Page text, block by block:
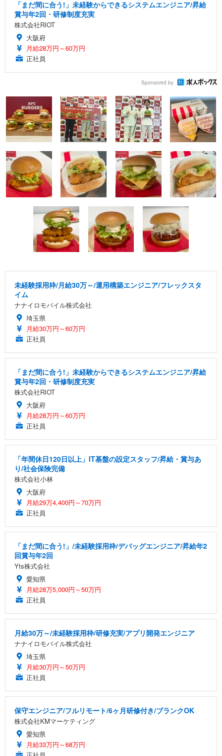
「まだ間に合う!」未経験からできるシステムエンジニア/昇給
賞与年2回・研修制度充実
株式会社RIOT
大阪府
月給28万円～60万円
正社員
Sponsored by
未経験採用枠/月給30万～/運用構築エンジニア/フレックスタ
イム
ナナイロモバイル株式会社
埼玉県
月給30万円～60万円
正社員
「まだ間に合う!」未経験からできるシステムエンジニア/昇給
賞与年2回・研修制度充実
株式会社RIOT
大阪府
月給28万円～60万円
正社員
「年間休日120日以上」IT基盤の設定スタッフ/昇給・賞与あ
り/社会保険完備
株式会社小林
大阪府
月給29万4,400円～70万円
正社員
「まだ間に合う!」/未経験採用枠/デバッグエンジニア/昇給年2
回賞与年2回
Yts株式会社
愛知県
月給28万5,000円～50万円
正社員
月給30万～/未経験採用枠/研修充実/アプリ開発エンジニア
ナナイロモバイル株式会社
埼玉県
月給30万円～50万円
正社員
保守エンジニア/フルリモート/6ヶ月研修付き/ブランクOK
株式会社KMマーケティング
愛知県
月給33万円～68万円